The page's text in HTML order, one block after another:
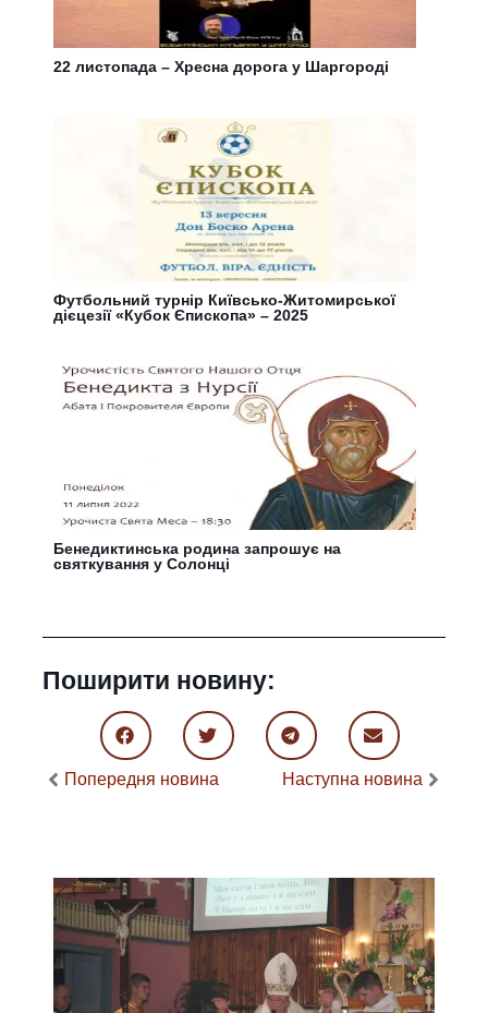
22 листопада – Хресна дорога у Шаргороді
Футбольний турнір Київсько-Житомирської
дієцезії «Кубок Єпископа» – 2025
Бенедиктинська родина запрошує на
святкування у Солонці
Поширити новину:
Попередня новина Наступна новина